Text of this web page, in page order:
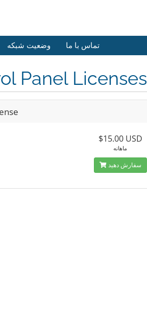
وضعیت شبکه تماس با ما
Panel Licenses
$15.00 USD
ماهانه
سفارش دهید